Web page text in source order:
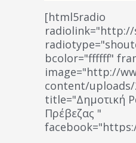
[html5radio
radiolink="http://
bcolor="ffffff"
image="http://
content/uploads/
title="Δημοτική
Πρέβεζας "
facebook="https://